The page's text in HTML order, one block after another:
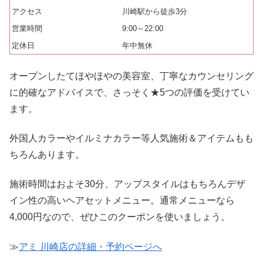
アクセス
川崎駅から徒歩3分
営業時間
9:00～22:00
定休日
年中無休
オープンしたてほやほやの美容室、丁寧なカウンセリング
に的確なアドバイスで、さっそく★5つの評価を受けてい
ます。
外国人カラーやイルミナカラー等人気施術＆アイテムもも
ちろんあります。
施術時間はおよそ30分、アップスタイルはもちろんデザ
イン性の高いヘアセットメニュー。通常メニューなら
4,000円なので、ぜひこのクーポンを使いましょう。
≫アミ 川崎店の詳細・予約ページへ